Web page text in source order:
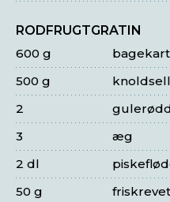
RODFRUGTGRATIN
600 g
500 g
2
æg
3
2 dl
50 g